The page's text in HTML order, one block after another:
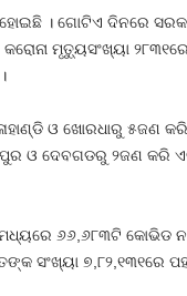
। ଗୋଟିଏ ଦିନରେ
ମୃତ୍ୟୁସଂଖ୍ୟା
ଓ ଖୋରଧାରୁ ୫ଜଣ କରି
ଓ ଦେବଗଡରୁ ୨ଜଣ କରି
୬୬,୬୮୩ଟି କୋଭିଡ
ସଂଖ୍ୟା ୭,୮୨,୧୩୧ରେ